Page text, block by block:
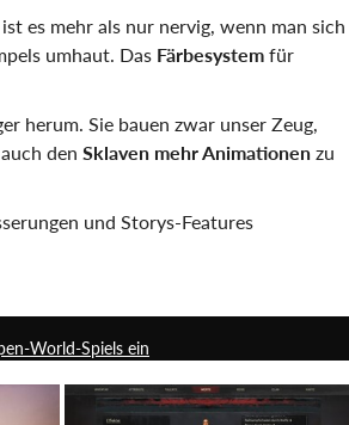
es mehr als nur nervig, wenn man sich
umhaut. Das Färbesystemfür
herum. Sie bauen zwar unser Zeug,
den Sklaven mehr Animationenzu
und Storys-Features
World-Spiels ein